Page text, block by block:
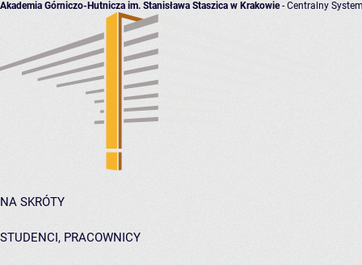
Akademia Górniczo-Hutnicza im. Stanisława Staszica w Krakowie- Centralny
NA SKRÓTY
STUDENCI, PRACOWNICY